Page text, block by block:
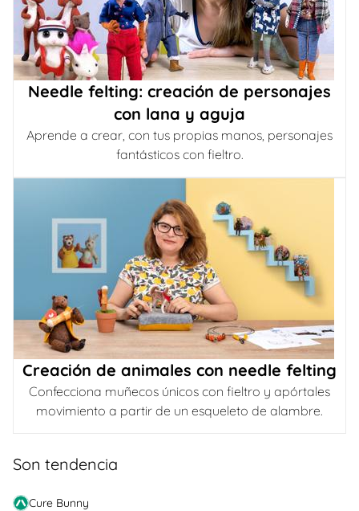
Needle felting: creación de personajes
con lana y aguja
Aprende a crear, con tus propias manos, personajes
fantásticos con fieltro.
Creación de animales con needle felting
Confecciona muñecos únicos con fieltro y apórtales
movimiento a partir de un esqueleto de alambre.
Son tendencia
Cure Bunny